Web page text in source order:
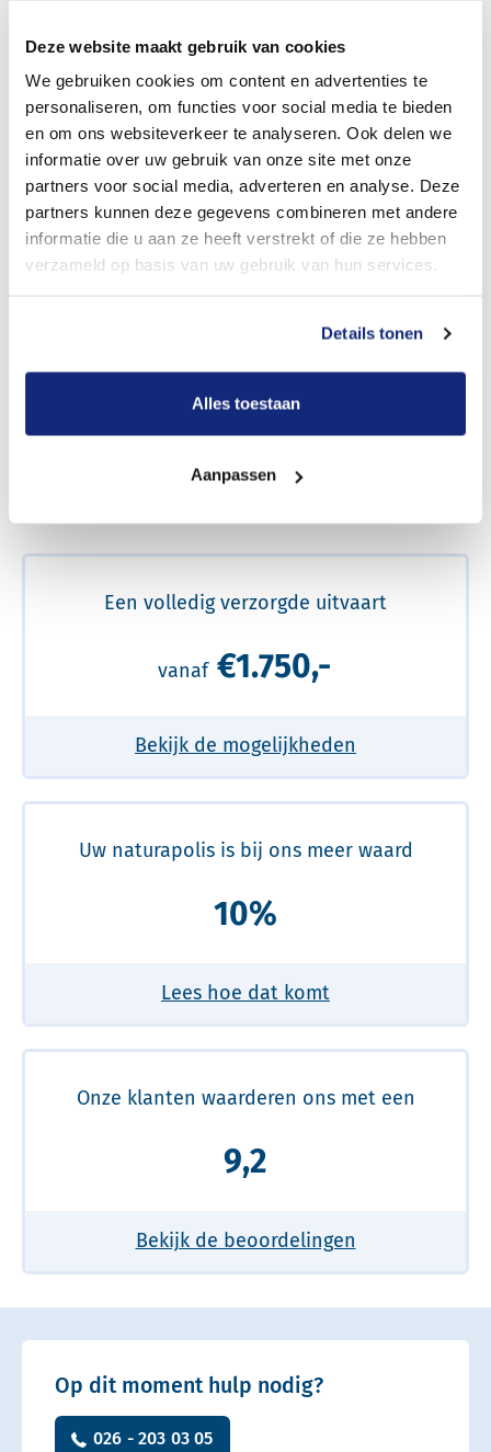
Deze website maakt gebruik van cookies
We gebruiken cookies om content en advertenties te
personaliseren, om functies voor social media te bieden
en om ons websiteverkeer te analyseren. Ook delen we
informatie over uw gebruik van onze site met onze
partners voor social media, adverteren en analyse. Deze
partners kunnen deze gegevens combineren met andere
informatie die u aan ze heeft verstrekt of die ze hebben
verzameld op basis van uw gebruik van hun services.
Details tonen
Alles toestaan
Aanpassen
Bekijk tarieven voor crematie
Een betere uitvaart ervaring voor een betere
Een volledig verzorgde uitvaart
vanaf €1.750,-
Bekijk de mogelijkheden
Uw naturapolis is bij ons meer waard
10%
Lees hoe dat komt
Onze klanten waarderen ons met een
9,2
Bekijk de beoordelingen
Op dit moment hulp nodig?
026 - 203 03 05